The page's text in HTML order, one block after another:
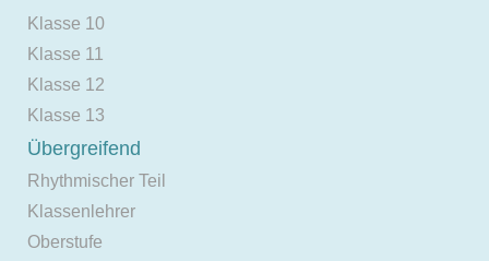
Klasse 10
Klasse 11
Klasse 12
Klasse 13
Übergreifend
Rhythmischer Teil
Klassenlehrer
Oberstufe